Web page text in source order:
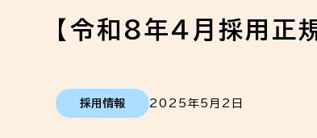
【令和８年４月採用
採用情報 2025年5月2日